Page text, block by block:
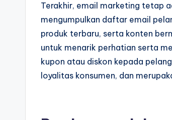
Terakhir, email marketing tetap
mengumpulkan daftar email
produk terbaru, serta konten
untuk menarik perhatian serta
kupon atau diskon kepada
loyalitas konsumen, dan